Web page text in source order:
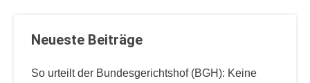
Neueste Beiträge
So urteilt der Bundesgerichtshof (BGH): Keine